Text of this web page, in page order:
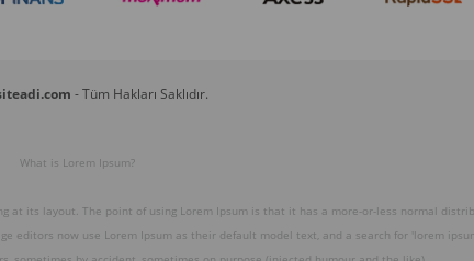
- Tüm Hakları Saklıdır.
What is Lorem Ipsum?
its layout. The point of using Lorem Ipsum is that it has a more-or-less normal
editors now use Lorem Ipsum as their default model text, and a search for 'lorem